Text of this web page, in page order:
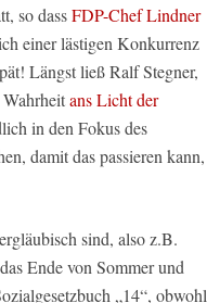
so dassFDP-Chef Lindner
einer lästigen Konkurrenz
Längst ließ Ralf Stegner,
ans Licht der
in den Fokus des
damit das passieren kann,
sind, also z.B.
Ende von Sommer und
„14“, obwohl